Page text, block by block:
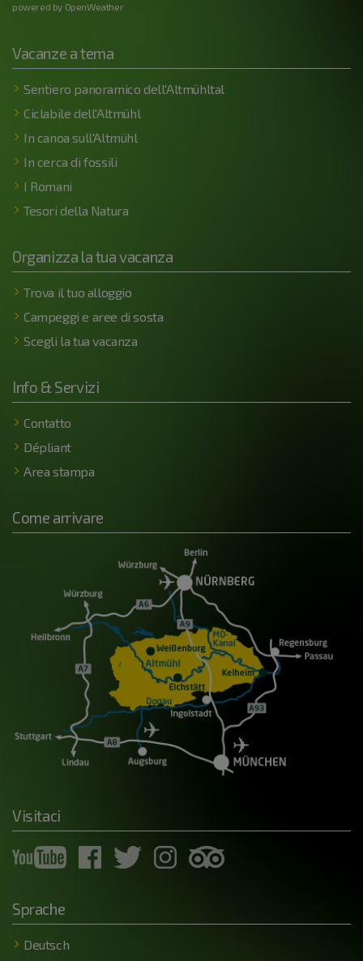
powered by OpenWeather
Vacanze a tema
Sentiero panoramico dell'Altmühltal
Ciclabile dell'Altmühl
In canoa sull'Altmühl
In cerca di fossili
I Romani
Tesori della Natura
Organizza la tua vacanza
Trova il tuo alloggio
Campeggi e aree di sosta
Scegli la tua vacanza
Info & Servizi
Contatto
Dépliant
Area stampa
Come arrivare
Visitaci
Sprache
Deutsch